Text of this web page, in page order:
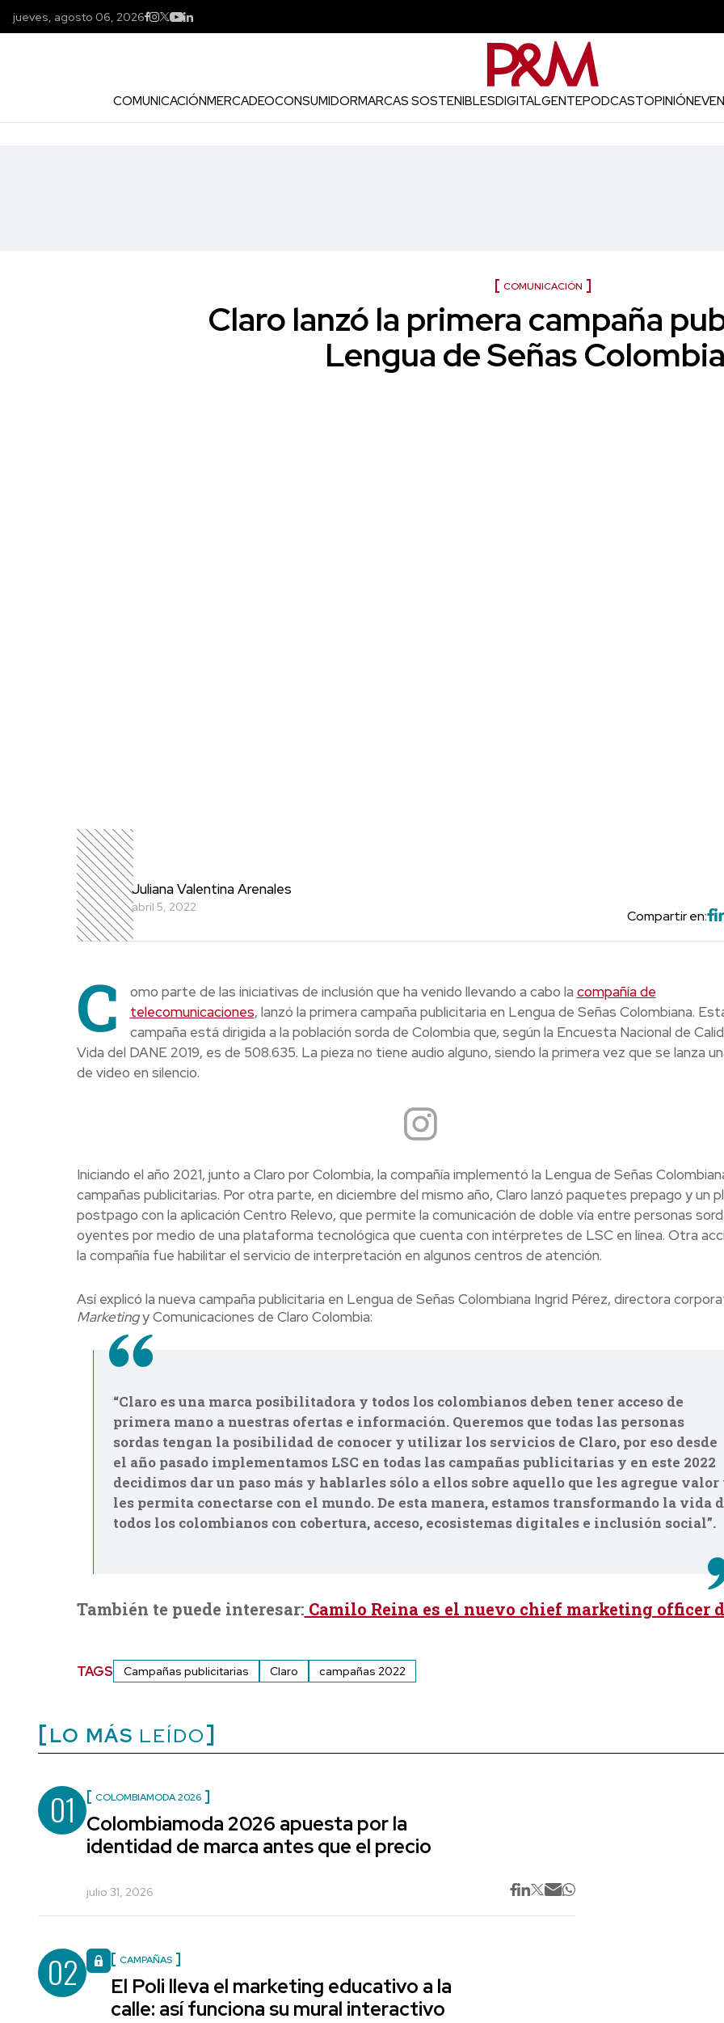
jueves, agosto 06, 2026
COMUNICACIÓNMERCADEOCONSUMIDORMARCAS SOSTENIBLESDIGITALGENTEPODCASTOPINIÓN
COMUNICACIÓN
Claro lanzó la primera campaña
Lengua de Señas
Juliana Valentina Arenales
abril 5, 2022
Compartir en:
C omo parte de las iniciativas de inclusión que ha venido llevando a cabo la compañía de
telecomunicaciones, lanzó la primera campaña publicitaria en Lengua de Señas Colombiana.
campaña está dirigida a la población sorda de Colombia que, según la Encuesta Nacional de
Vida del DANE 2019, es de 508.635. La pieza no tiene audio alguno, siendo la primera vez que se lanza
de video en silencio.
Iniciando el año 2021, junto a Claro por Colombia, la compañía implementó la Lengua de Señas
campañas publicitarias. Por otra parte, en diciembre del mismo año, Claro lanzó paquetes prepago y un
postpago con la aplicación Centro Relevo, que permite la comunicación de doble vía entre personas
oyentes por medio de una plataforma tecnológica que cuenta con intérpretes de LSC en línea. Otra
la compañía fue habilitar el servicio de interpretación en algunos centros de atención.
Así explicó la nueva campaña publicitaria en Lengua de Señas Colombiana Ingrid Pérez, directora
Marketingy Comunicaciones de Claro Colombia:
“Claro es una marca posibilitadora y todos los colombianos deben tener acceso de
primera mano a nuestras ofertas e información. Queremos que todas las personas
sordas tengan la posibilidad de conocer y utilizar los servicios de Claro, por eso desde
el año pasado implementamos LSC en todas las campañas publicitarias y en este 2022
decidimos dar un paso más y hablarles sólo a ellos sobre aquello que les agregue valor
les permita conectarse con el mundo. De esta manera, estamos transformando la vida
todos los colombianos con cobertura, acceso, ecosistemas digitales e inclusión social”.
También te puede interesar: Camilo Reina es el nuevo chief marketing officer
TAGS Campañas publicitarias Claro campañas 2022
LO MÁS LEÍDO
01 COLOMBIAMODA 2026
Colombiamoda 2026 apuesta por la
identidad de marca antes que el precio
julio 31, 2026
02 CAMPAÑAS
El Poli lleva el marketing educativo a la
calle: así funciona su mural interactivo